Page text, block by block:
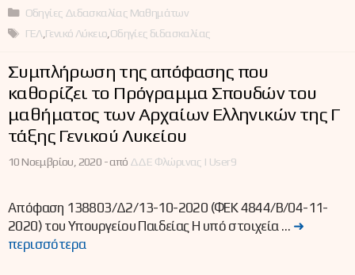
Κατηγορίες
Οδηγίες Διδασκαλίας Μαθημάτων
Ετικέτες
ΓΕΛ Γενικό Λύκειο Οδηγίες διδασκαλίας
Συμπλήρωση της απόφασης που
καθορίζει το Πρόγραμμα Σπουδών του
μαθήματος των Αρχαίων Ελληνικών της Γ΄
τάξης Γενικού Λυκείου
10 Νοεμβρίου, 2020 -από ΔΔΕ Φλώρινας | User9
Απόφαση 138803/Δ2/13-10-2020 (ΦΕΚ 4844/Β/04-11-
2020) του Υπουργείου Παιδείας Η υπό στοιχεία … ➜
περισσότερα